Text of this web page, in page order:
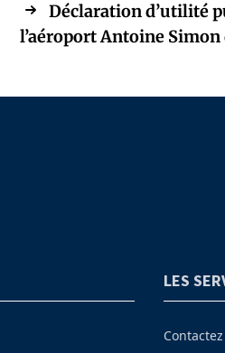
Déclaration d’utilité
l’aéroport Antoine Simon
LES